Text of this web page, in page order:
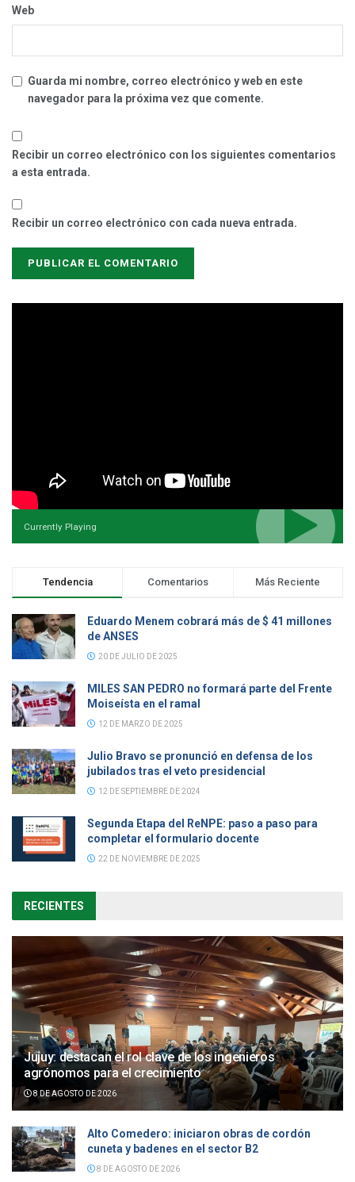
Web
Guarda mi nombre, correo electrónico y web en este
navegador para la próxima vez que comente.
Recibir un correo electrónico con los siguientes comentarios
a esta entrada.
Recibir un correo electrónico con cada nueva entrada.
Currently Playing
Tendencia Comentarios Más Reciente
Eduardo Menem cobrará más de $ 41 millones
de ANSES
20 DE JULIO DE 2025
MILES SAN PEDRO no formará parte del Frente
Moiseísta en el ramal
12 DE MARZO DE 2025
Julio Bravo se pronunció en defensa de los
jubilados tras el veto presidencial
12 DE SEPTIEMBRE DE 2024
Segunda Etapa del ReNPE: paso a paso para
completar el formulario docente
22 DE NOVIEMBRE DE 2025
RECIENTES
Jujuy: destacan el rol clave de los ingenieros
agrónomos para el crecimiento
8 DE AGOSTO DE 2026
Alto Comedero: iniciaron obras de cordón
cuneta y badenes en el sector B2
8 DE AGOSTO DE 2026